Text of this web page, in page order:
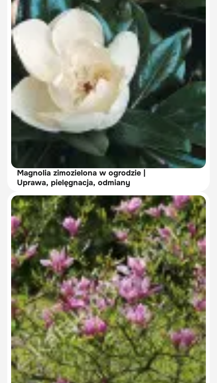
Magnolia zimozielona w ogrodzie |
Uprawa, pielęgnacja, odmiany